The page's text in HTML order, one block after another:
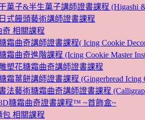
菓子&半生菓子講師證書課程 (Higashi &
日式饅頭藝術講師證書課程
奇 相關課程
霜曲奇講師證書課程( Icing Cookie
霜曲奇進階課程 (Icing Cookie Master
塑花糖霜曲奇講師證書課程
霜薑餅講師證書課程 (Gingerbread Icing
法藝術糖霜曲奇講師證書課程
糖霜曲奇證書課程™ ~首飾盒~
包 相關課程